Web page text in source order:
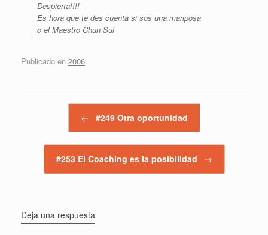
Despierta!!!!
Es hora que te des cuenta si sos una mariposa
o el Maestro Chun Sui
Publicado en 2006.
← #249 Otra oportunidad
#253 El Coaching es la posibilidad →
Deja una respuesta